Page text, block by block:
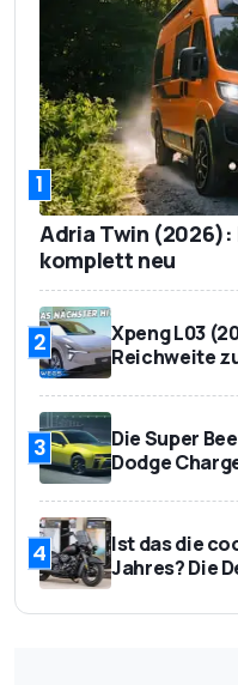
Leergewicht
Zuladung
Anhängelast
Anzahl der Sitze
Kofferraumvolumen
Basispreis
Preis der Testversion
Preis des
1
Adria Twin (2026):
komplett neu
2
Xpeng L03
Reichweite
3
Die Super
Dodge
4
Ist das die
Jahres? Die